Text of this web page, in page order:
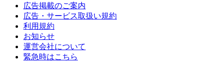
広告掲載のご案内
広告・サービス取扱い規約
利用規約
お知らせ
運営会社について
緊急時はこちら